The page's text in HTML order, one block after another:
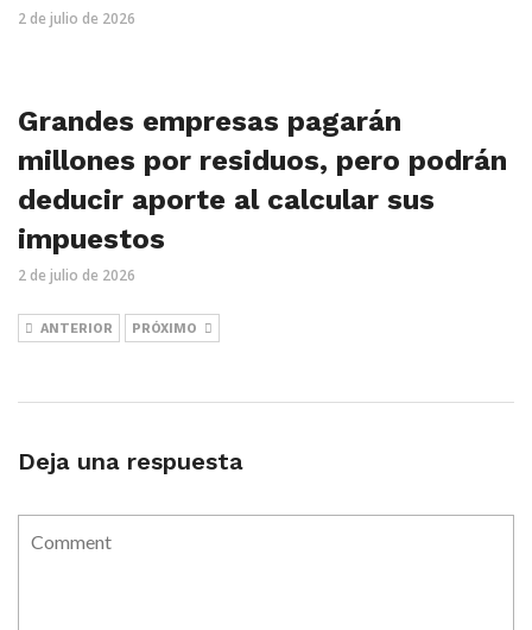
2 de julio de 2026
Grandes empresas pagarán
millones por residuos, pero podrán
deducir aporte al calcular sus
impuestos
2 de julio de 2026
ANTERIOR PRÓXIMO
Deja una respuesta